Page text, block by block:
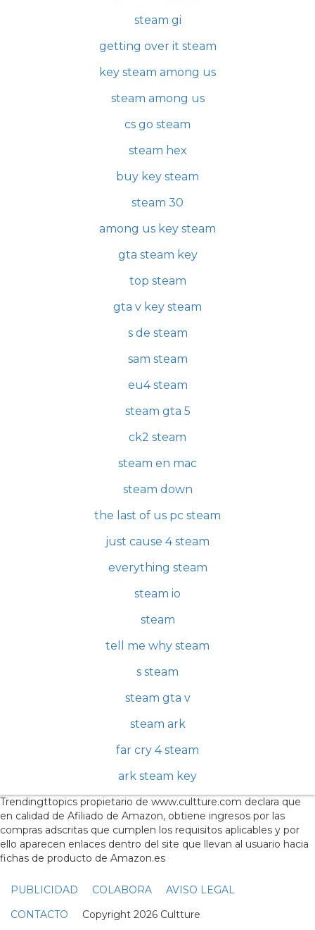
steam gi
getting over it steam
key steam among us
steam among us
cs go steam
steam hex
buy key steam
steam 30
among us key steam
gta steam key
top steam
gta v key steam
s de steam
sam steam
eu4 steam
steam gta 5
ck2 steam
steam en mac
steam down
the last of us pc steam
just cause 4 steam
everything steam
steam io
steam
tell me why steam
s steam
steam gta v
steam ark
far cry 4 steam
ark steam key
Trendingttopics propietario de www.cultture.com declara que
en calidad de Afiliado de Amazon, obtiene ingresos por las
compras adscritas que cumplen los requisitos aplicables y por
ello aparecen enlaces dentro del site que llevan al usuario hacia
fichas de producto de Amazon.es
PUBLICIDAD COLABORA
AVISO LEGAL
CONTACTO Copyright 2026 Cultture